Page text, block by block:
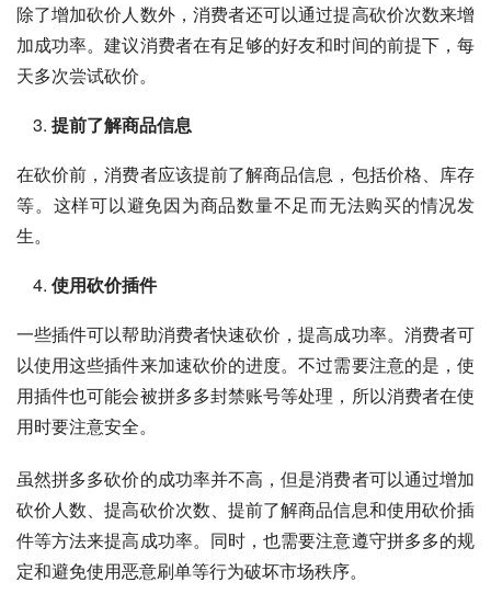
除了增加砍价人数外，消费者还可以通过提高砍价次数来增
加成功率。建议消费者在有足够的好友和时间的前提下，每
天多次尝试砍价。
提前了解商品信息
在砍价前，消费者应该提前了解商品信息，包括价格、库存
等。这样可以避免因为商品数量不足而无法购买的情况发
生。
使用砍价插件
一些插件可以帮助消费者快速砍价，提高成功率。消费者可
以使用这些插件来加速砍价的进度。不过需要注意的是，使
用插件也可能会被拼多多封禁账号等处理，所以消费者在使
用时要注意安全。
虽然拼多多砍价的成功率并不高，但是消费者可以通过增加
砍价人数、提高砍价次数、提前了解商品信息和使用砍价插
件等方法来提高成功率。同时，也需要注意遵守拼多多的规
定和避免使用恶意刷单等行为破坏市场秩序。